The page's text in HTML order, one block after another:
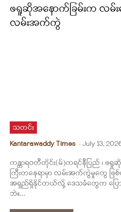
ဖရူဆိုအနောက်ခြမ်းက လမ်း
လမ်းအက်ကွဲ
သတင်း
Kantarawaddy Times - July 13,
ကန္တာရဝတီတိုင်း(မ်)ကရင်နီပြည် ၊ ဖ
ကြီးတနေရာမှာ လမ်းအက်ကွဲမှုတွေ ဖြစ်ပ
အရှည်ရှိနိုင်တယ်လို့ ဒေသခံတွေက ပြောပ
ဘဲ။...